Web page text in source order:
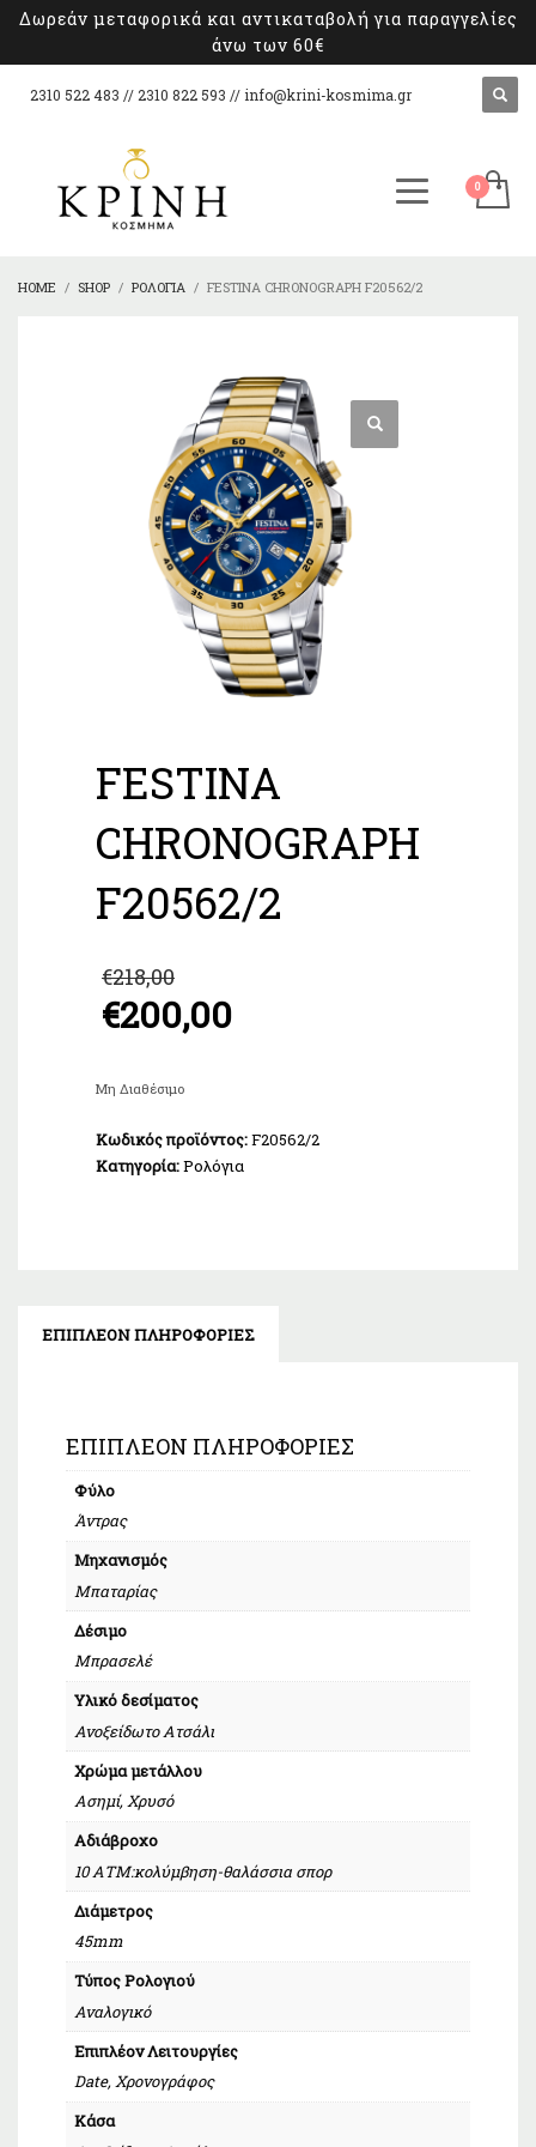
Δωρεάν μεταφορικά και αντικαταβολή για παραγγελίες
άνω των 60€
2310 522 483 // 2310 822 593 // info@krini-kosmima.gr
HOME SHOP ΡΟΛΌΓΙΑ FESTINA CHRONOGRAPH F20562/2
FESTINA
CHRONOGRAPH
F20562/2
€218,00
price
was:
€200,00
Η
τιμή
€200,00.
Μη Διαθέσιμο
Κωδικός προϊόντος:F20562/2
Κατηγορία:Ρολόγια
ΕΠΙΠΛΈΟΝ ΠΛΗΡΟΦΟΡΊΕΣ
ΕΠΙΠΛΈΟΝ ΠΛΗΡΟΦΟΡΊΕΣ
Φύλο
Άντρας
Μηχανισμός
Μπαταρίας
Δέσιμο
Μπρασελέ
Υλικό δεσίματος
Ανοξείδωτο Ατσάλι
Χρώμα μετάλλου
Ασημί, Χρυσό
Αδιάβροχο
10 ΑΤΜ:κολύμβηση-θαλάσσια σπορ
Διάμετρος
45mm
Τύπος Ρολογιού
Αναλογικό
Επιπλέον Λειτουργίες
Date, Χρονογράφος
Κάσα